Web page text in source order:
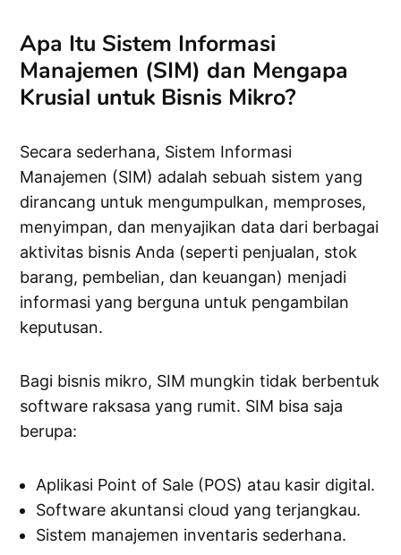
Apa Itu Sistem Informasi
Manajemen (SIM) dan Mengapa
Krusial untuk Bisnis Mikro?
Secara sederhana, Sistem Informasi
Manajemen (SIM) adalah sebuah sistem yang
dirancang untuk mengumpulkan, memproses,
menyimpan, dan menyajikan data dari berbagai
aktivitas bisnis Anda (seperti penjualan, stok
barang, pembelian, dan keuangan) menjadi
informasi yang berguna untuk pengambilan
keputusan.
Bagi bisnis mikro, SIM mungkin tidak berbentuk
software raksasa yang rumit. SIM bisa saja
berupa:
Aplikasi Point of Sale (POS) atau kasir digital.
Software akuntansi cloud yang terjangkau.
Sistem manajemen inventaris sederhana.